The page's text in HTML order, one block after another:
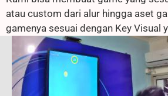
atau custom dari alur hingga aset
gamenya sesuai dengan Key Visual